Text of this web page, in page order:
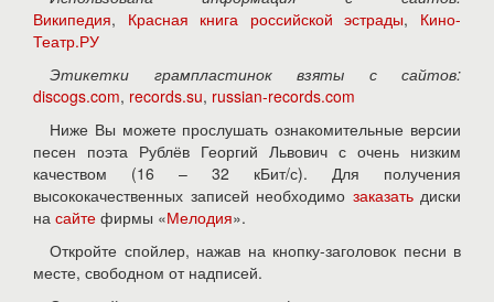
Википедия, Красная книга российской эстрады, Кино-
Театр.РУ
Этикетки грампластинок взяты с сайтов:
discogs.com, records.su, russian-records.com
Ниже Вы можете прослушать ознакомительные версии
песен поэта Рублёв Георгий Львович с очень низким
качеством (16 – 32 кБит/с). Для получения
высококачественных записей необходимо заказатьдиски
на сайте фирмы «Мелодия».
Откройте спойлер, нажав на кнопку-заголовок песни в
месте, свободном от надписей.